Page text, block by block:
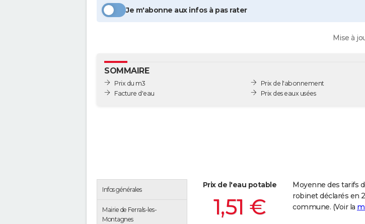
Je m'abonne aux infos à pas rater
Mise à
SOMMAIRE
Prix du m3
Facture d'eau
Prix de l'abonnement
Prix des eaux usées
Infos générales
Mairie de Ferrals-les-
Montagnes
Prix de l'eau potable
1,51 €
Moyenne des tarifs
robinet déclarés en
commune. (Voir la